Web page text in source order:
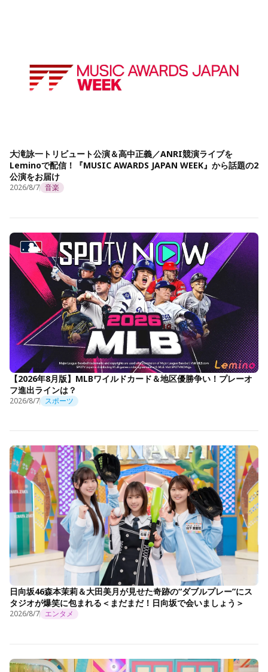
大滝詠一トリビュート公演＆高中正義／ANRI競演ライブを
Leminoで配信！『MUSIC AWARDS JAPAN WEEK』から話題の2
公演をお届け
2026/8/7 音楽
【2026年8月版】MLBワイルドカード＆地区優勝争い！プレーオ
フ進出ラインは？
2026/8/7 スポーツ
日向坂46森本茉莉＆大田美月が見せた奇跡の“ダブルプレー”にス
タジオが爆笑に包まれる＜まだまだ！日向坂で会いましょう＞
2026/8/7 エンタメ